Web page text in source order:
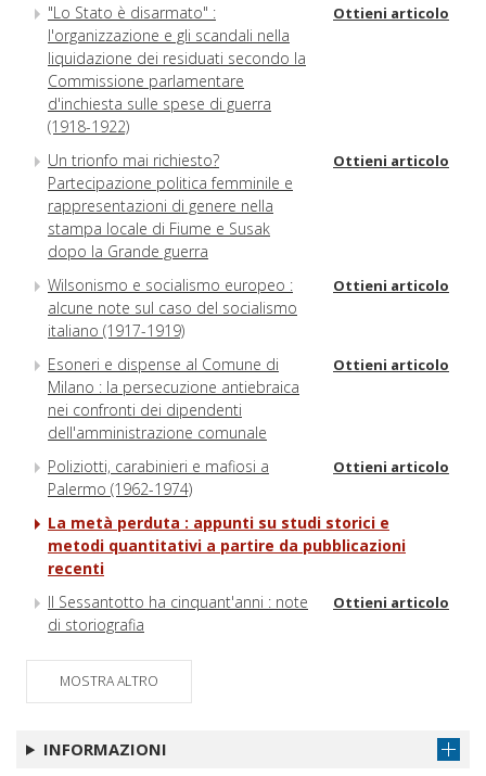
"Lo Stato è disarmato" :
l'organizzazione e gli scandali nella
liquidazione dei residuati secondo la
Commissione parlamentare
d'inchiesta sulle spese di guerra
(1918-1922)
Ottieni articolo
Un trionfo mai richiesto?
Partecipazione politica femminile e
rappresentazioni di genere nella
stampa locale di Fiume e Susak
dopo la Grande guerra
Ottieni articolo
Wilsonismo e socialismo europeo :
alcune note sul caso del socialismo
italiano (1917-1919)
Ottieni articolo
Esoneri e dispense al Comune di
Milano : la persecuzione antiebraica
nei confronti dei dipendenti
dell'amministrazione comunale
Ottieni articolo
Poliziotti, carabinieri e mafiosi a
Palermo (1962-1974)
Ottieni articolo
La metà perduta : appunti su studi storici e
metodi quantitativi a partire da pubblicazioni
recenti
Il Sessantotto ha cinquant'anni : note
di storiografia
Ottieni articolo
Storicizzare il welfare italiano in
prospettiva globale e transnazionale :
un'analisi in ottica di genere
Pasquale Saraceno
Ottieni articolo
MOSTRA ALTRO
INFORMAZIONI